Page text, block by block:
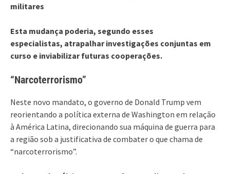
militares
Esta mudança poderia, segundo esses
especialistas, atrapalhar investigações conjuntas em
curso e inviabilizar futuras cooperações.
“Narcoterrorismo”
Neste novo mandato, o governo de Donald Trump vem
reorientando a política externa de Washington em relação
à América Latina, direcionando sua máquina de guerra para
a região sob a justificativa de combater o que chama de
“narcoterrorismo”.